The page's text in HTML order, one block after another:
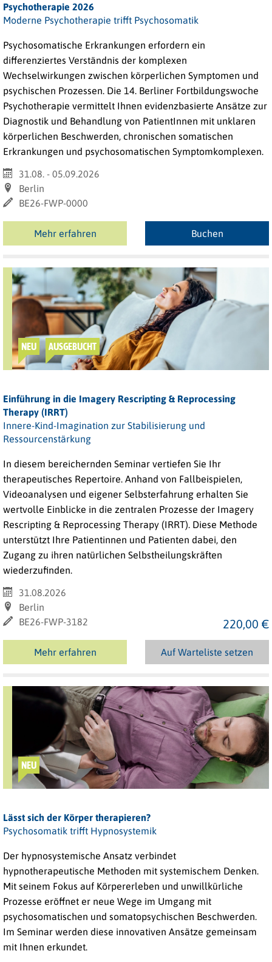
Psychotherapie 2026
Moderne Psychotherapie trifft Psychosomatik
Psychosomatische Erkrankungen erfordern ein
differenziertes Verständnis der komplexen
Wechselwirkungen zwischen körperlichen Symptomen und
psychischen Prozessen. Die 14. Berliner Fortbildungswoche
Psychotherapie vermittelt Ihnen evidenzbasierte Ansätze zur
Diagnostik und Behandlung von PatientInnen mit unklaren
körperlichen Beschwerden, chronischen somatischen
Erkrankungen und psychosomatischen Symptomkomplexen.
31.08. - 05.09.2026
Berlin
BE26-FWP-0000
Mehr erfahren Buchen
NEU AUSGEBUCHT
Einführung in die Imagery Rescripting & Reprocessing
Therapy (IRRT)
Innere-Kind-Imagination zur Stabilisierung und
Ressourcenstärkung
In diesem bereichernden Seminar vertiefen Sie Ihr
therapeutisches Repertoire. Anhand von Fallbeispielen,
Videoanalysen und eigener Selbsterfahrung erhalten Sie
wertvolle Einblicke in die zentralen Prozesse der Imagery
Rescripting & Reprocessing Therapy (IRRT). Diese Methode
unterstützt Ihre Patientinnen und Patienten dabei, den
Zugang zu ihren natürlichen Selbstheilungskräften
wiederzufinden.
31.08.2026
Berlin
BE26-FWP-3182
220,00 €
Mehr erfahren Auf Warteliste setzen
NEU
Lässt sich der Körper therapieren?
Psychosomatik trifft Hypnosystemik
Der hypnosystemische Ansatz verbindet
hypnotherapeutische Methoden mit systemischem Denken.
Mit seinem Fokus auf Körpererleben und unwillkürliche
Prozesse eröffnet er neue Wege im Umgang mit
psychosomatischen und somatopsychischen Beschwerden.
Im Seminar werden diese innovativen Ansätze gemeinsam
mit Ihnen erkundet.